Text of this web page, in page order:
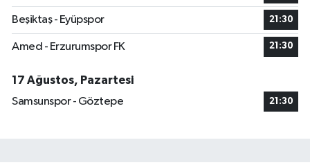
Beşiktaş - Eyüpspor 21:30
Amed - Erzurumspor FK 21:30
17 Ağustos, Pazartesi
Samsunspor - Göztepe
21:30